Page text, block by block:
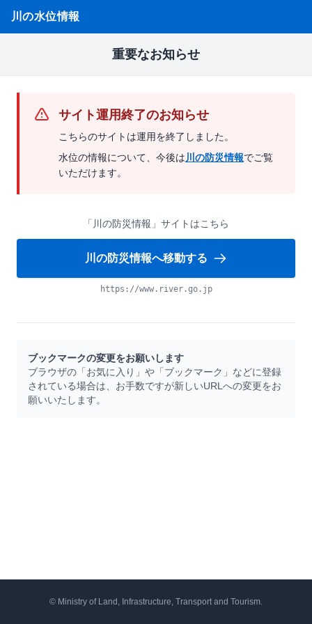
川の水位情報
重要なお知らせ
サイト運用終了のお知らせ
こちらのサイトは運用を終了しました。
水位の情報について、今後は川の防災情報でご覧
いただけます。
「川の防災情報」サイトはこちら
川の防災情報へ移動する
https://www.river.go.jp
ブックマークの変更をお願いします
ブラウザの「お気に入り」や「ブックマーク」などに登録
されている場合は、お手数ですが新しいURLへの変更をお
願いいたします。
© Ministry of Land, Infrastructure, Transport and Tourism.